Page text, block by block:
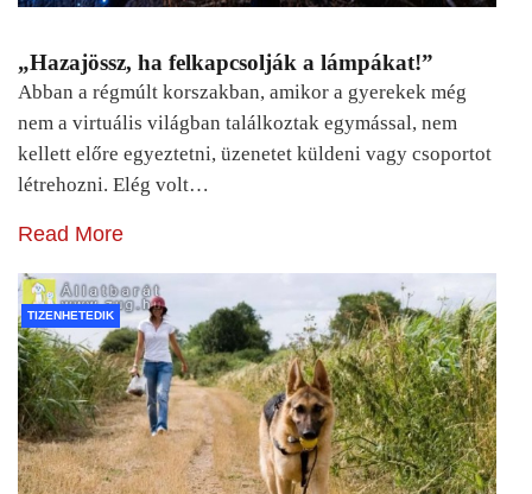
„Hazajössz, ha felkapcsolják a lámpákat!”
Abban a régmúlt korszakban, amikor a gyerekek még
nem a virtuális világban találkoztak egymással, nem
kellett előre egyeztetni, üzenetet küldeni vagy csoportot
létrehozni. Elég volt…
Read More
TIZENHETEDIK